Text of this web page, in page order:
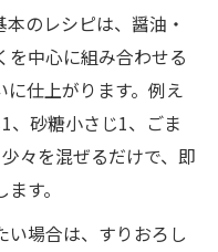
のレシピは、醤油・
を中心に組み合わせる
に仕上がります。例え
、砂糖小さじ1、ごま
々を混ぜるだけで、即
す。
い場合は、すりおろし